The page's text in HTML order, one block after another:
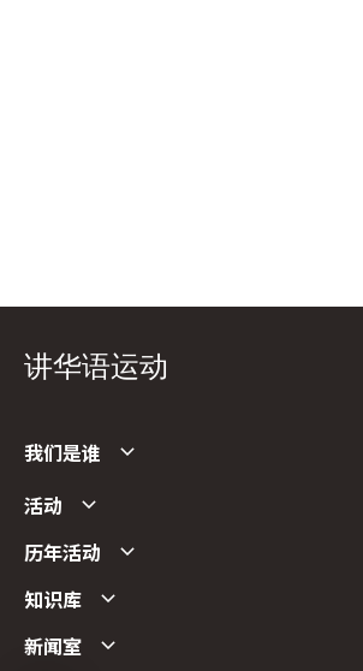
讲华语运动
我们是谁
活动
历年活动
知识库
新闻室